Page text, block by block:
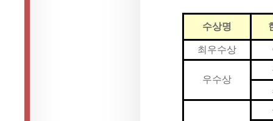
수상명
최우수상
우수상